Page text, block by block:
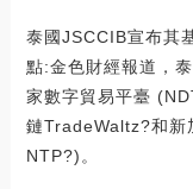
泰國JSCCIB宣布其
點:金色財經報道，
家數字貿易平臺
鏈TradeWaltz?和新
NTP?)。